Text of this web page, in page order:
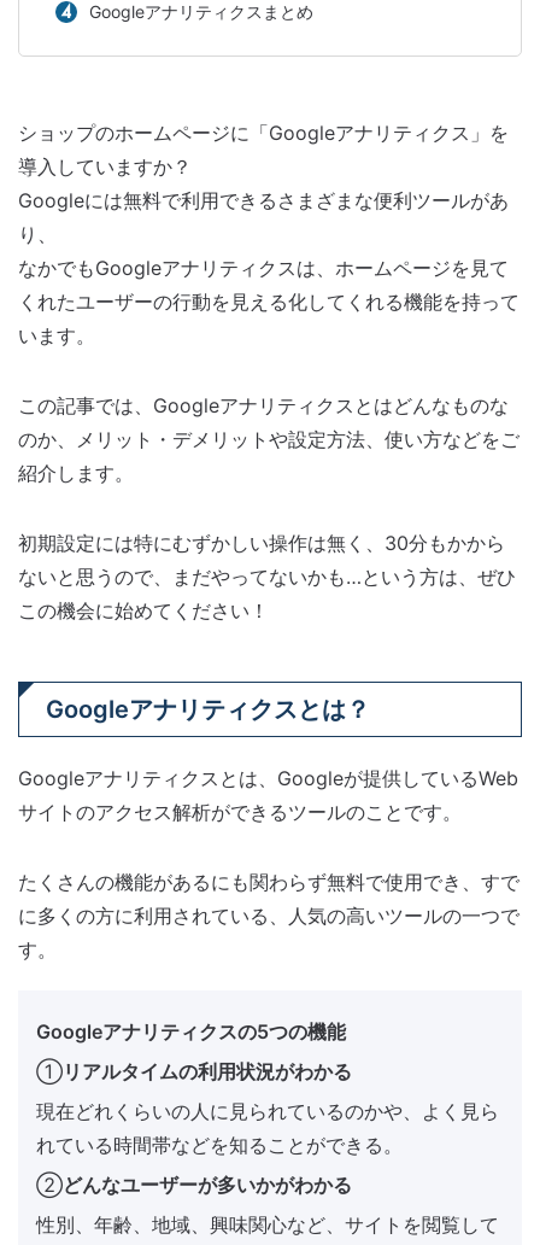
Googleアナリティクスまとめ
ショップのホームページに「Googleアナリティクス」を
導入していますか？
Googleには無料で利用できるさまざまな便利ツールがあ
り、
なかでもGoogleアナリティクスは、ホームページを見て
くれたユーザーの行動を見える化してくれる機能を持って
います。
この記事では、Googleアナリティクスとはどんなものな
のか、メリット・デメリットや設定方法、使い方などをご
紹介します。
初期設定には特にむずかしい操作は無く、30分もかから
ないと思うので、まだやってないかも…という方は、ぜひ
この機会に始めてください！
Googleアナリティクスとは？
Googleアナリティクスとは、Googleが提供しているWeb
サイトのアクセス解析ができるツールのことです。
たくさんの機能があるにも関わらず無料で使用でき、すで
に多くの方に利用されている、人気の高いツールの一つで
す。
Googleアナリティクスの5つの機能
①リアルタイムの利用状況がわかる
現在どれくらいの人に見られているのかや、よく見ら
れている時間帯などを知ることができる。
②どんなユーザーが多いかがわかる
性別、年齢、地域、興味関心など、サイトを閲覧して